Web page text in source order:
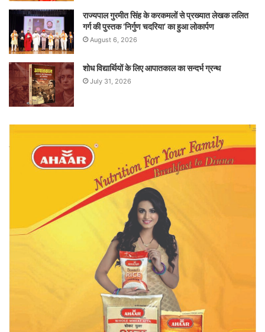
राज्यपाल गुरमीत सिंह के करकमलों से प्रख्यात लेखक ललित
गर्ग की पुस्तक ‘निर्गुण चदरिया’ का हुआ लोकार्पण
August 6, 2026
शोध विद्यार्थियों के लिए आपातकाल का सन्दर्भ ग्रन्थ
July 31, 2026